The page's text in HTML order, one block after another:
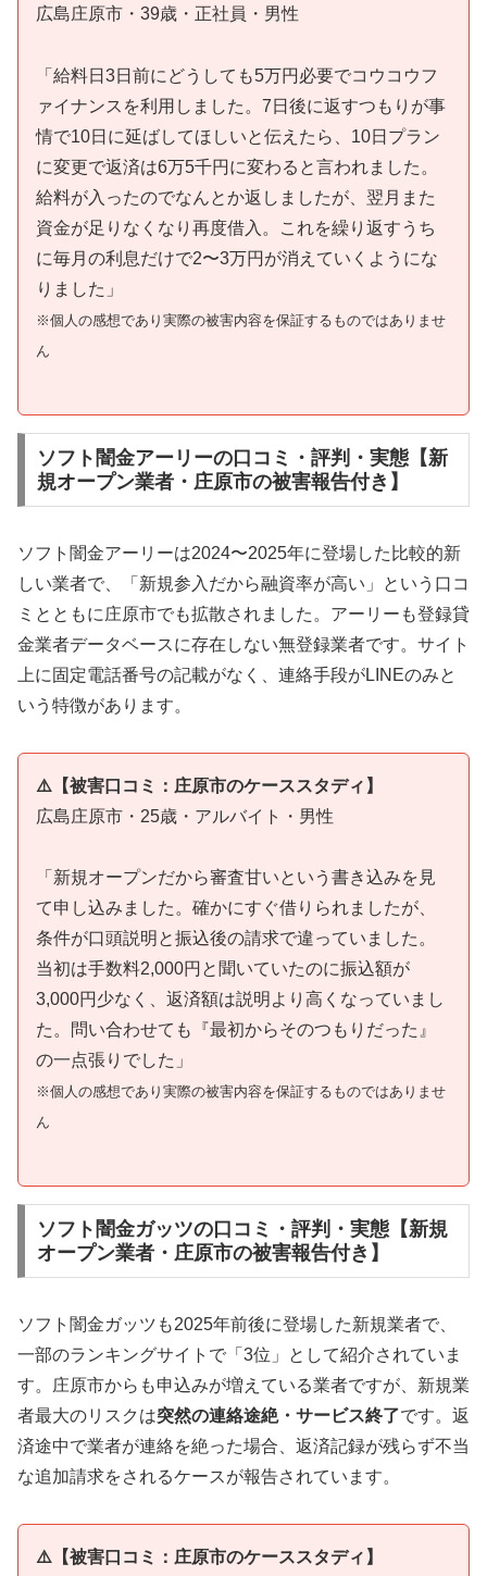
広島庄原市・39歳・正社員・男性
「給料日3日前にどうしても5万円必要でコウコウフ
ァイナンスを利用しました。7日後に返すつもりが事
情で10日に延ばしてほしいと伝えたら、10日プラン
に変更で返済は6万5千円に変わると言われました。
給料が入ったのでなんとか返しましたが、翌月また
資金が足りなくなり再度借入。これを繰り返すうち
に毎月の利息だけで2〜3万円が消えていくようにな
りました」
※個人の感想であり実際の被害内容を保証するものではありませ
ん
ソフト闇金アーリーの口コミ・評判・実態【新
規オープン業者・庄原市の被害報告付き】
ソフト闇金アーリーは2024〜2025年に登場した比較的新
しい業者で、「新規参入だから融資率が高い」という口コ
ミとともに庄原市でも拡散されました。アーリーも登録貸
金業者データベースに存在しない無登録業者です。サイト
上に固定電話番号の記載がなく、連絡手段がLINEのみと
いう特徴があります。
⚠️【被害口コミ：庄原市のケーススタディ】
広島庄原市・25歳・アルバイト・男性
「新規オープンだから審査甘いという書き込みを見
て申し込みました。確かにすぐ借りられましたが、
条件が口頭説明と振込後の請求で違っていました。
当初は手数料2,000円と聞いていたのに振込額が
3,000円少なく、返済額は説明より高くなっていまし
た。問い合わせても『最初からそのつもりだった』
の一点張りでした」
※個人の感想であり実際の被害内容を保証するものではありませ
ん
ソフト闇金ガッツの口コミ・評判・実態【新規
オープン業者・庄原市の被害報告付き】
ソフト闇金ガッツも2025年前後に登場した新規業者で、
一部のランキングサイトで「3位」として紹介されていま
す。庄原市からも申込みが増えている業者ですが、新規業
者最大のリスクは突然の連絡途絶・サービス終了です。返
済途中で業者が連絡を絶った場合、返済記録が残らず不当
な追加請求をされるケースが報告されています。
⚠️【被害口コミ：庄原市のケーススタディ】